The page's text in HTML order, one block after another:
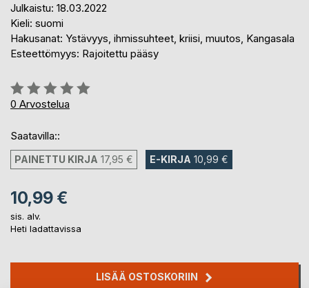
Julkaistu: 18.03.2022
Kieli: suomi
Hakusanat: Ystävyys, ihmissuhteet, kriisi, muutos, Kangasala
Esteettömyys: Rajoitettu pääsy
Arvostelu::
0%
0 Arvostelua
Saatavilla::
PAINETTU KIRJA 17,95 € E-KIRJA 10,99 €
10,99 €
sis. alv.
Heti ladattavissa
LISÄÄ OSTOSKORIIN